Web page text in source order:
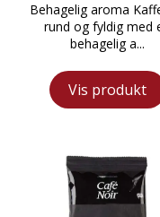
Behagelig aroma
rund og fyldig med
behagelig a...
Vis produkt